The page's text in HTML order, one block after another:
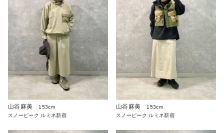
山谷麻美
153cm
スノーピーク ルミネ新宿
山谷麻美
153cm
スノーピーク ルミネ新宿